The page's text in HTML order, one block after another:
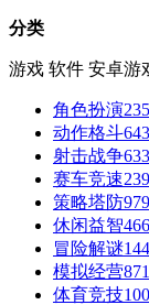
分类
游戏 软件 安卓游
角色扮演
动作格斗
射击战争
赛车竞速
策略塔防
休闲益智
冒险解谜
模拟经营
体育竞技